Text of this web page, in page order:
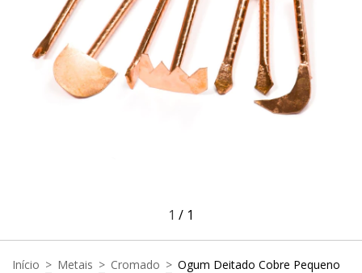
1 / 1
Início > Metais > Cromado > Ogum Deitado Cobre Pequeno